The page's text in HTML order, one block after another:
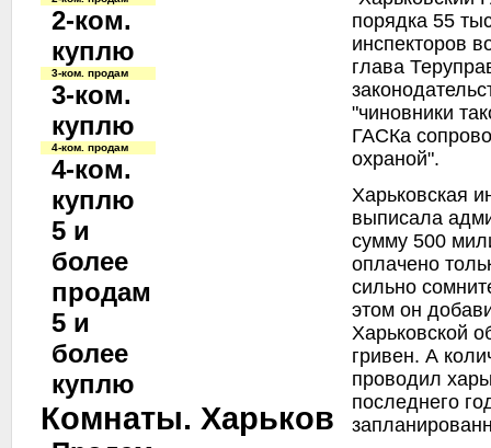
2-ком.
куплю
3-ком. продам
3-ком.
куплю
4-ком. продам
4-ком.
куплю
5 и
более
продам
5 и
более
куплю
Комнаты. Харьков
порядка 55
инспекторов
глава
"чиновники
ГАСКа
охраной".
Харьковская
выписала
сумму 500
оплачено
сильно
этом он
Харьковской
гривен. А
проводил
последнего